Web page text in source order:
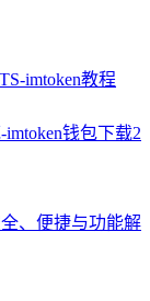
imtoken教程
钱包下载2
、便捷与功能解